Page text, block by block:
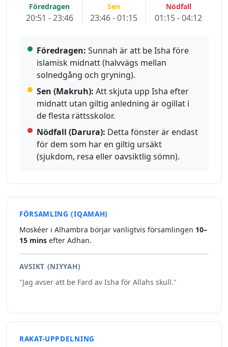
Föredragen
20:51 - 23:46
Sen
23:46 - 01:15
Nödfall
01:15 - 04:12
Föredragen: Sunnah är att be Isha före
islamisk midnatt (halvvägs mellan
solnedgång och gryning).
Sen (Makruh): Att skjuta upp Isha efter
midnatt utan giltig anledning är ogillat i
de flesta rättsskolor.
Nödfall (Darura): Detta fönster är endast
för dem som har en giltig ursäkt
(sjukdom, resa eller oavsiktlig sömn).
FÖRSAMLING (IQAMAH)
Moskéer i Alhambra börjar vanligtvis församlingen 10–
15 mins efter Adhan.
AVSIKT (NIYYAH)
"Jag avser att be Fard av Isha för Allahs skull."
RAKAT-UPPDELNING